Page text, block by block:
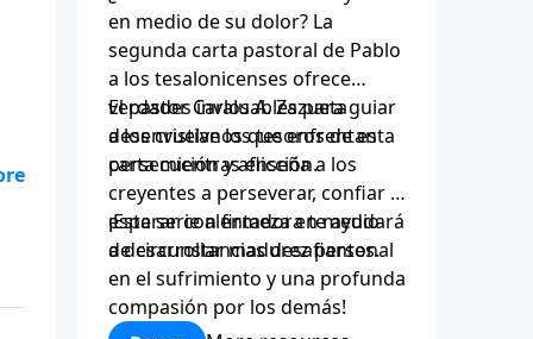
en medio de su dolor? La
segunda carta pastoral de Pablo
a los tesalonicenses ofrece
verdades invaluables para guiar
a los cristianos que enfrentan
persecución y aflicción.
El pastor Carlos A. Zazueta
desenvuelve los tesoros de esta
carta mientras enseña a los
creyentes a perseverar, confiar y
esperar con firmeza en medio
de circunstancias desafiantes.
¡Esta serie alentadora te ayudará
a desarrollar madurez personal
en el sufrimiento y una profunda
compasión por los demás!